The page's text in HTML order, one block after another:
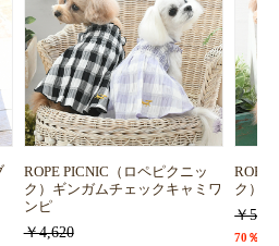
カートへ進む
ROPE PICNIC（ロペピクニッ
ク）ギンガムチェックキャミワ
ンピ
￥4,620
ROPE
ク）
￥
70％